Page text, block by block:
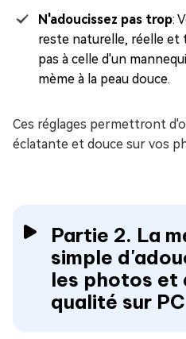
N'adoucissez pas trop:
reste naturelle, réelle et
pas à celle d'un
mème à la peau douce.
Ces réglages permettront
éclatante et douce sur vos
Partie 2. La
simple
les photos et
qualité sur PC